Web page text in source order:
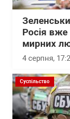
Росія
мирних
4 серпня,
Суспільство